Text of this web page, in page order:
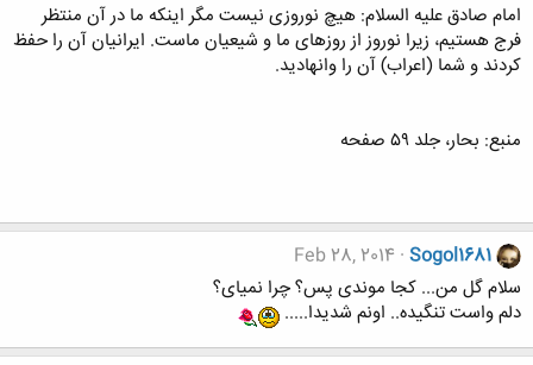
امام صادق علیه السلام: هیچ نوروزی نیست مگر اینکه ما در آن منتظر
فرج هستیم، زیرا نوروز از روزهای ما و شیعیان ماست. ایرانیان آن را حفظ
کردند و شما (اعراب) آن را وانهادید.
منبع: بحار، جلد ۵۹ صفحه
Sogol1681
Feb 28, 2014
سلام گل من... کجا موندی پس؟ چرا نمیای؟
دلم واست تنگیده.. اونم شدیدا.....